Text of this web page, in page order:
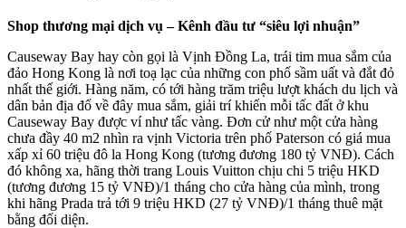
Shop thương mại dịch vụ – Kênh đầu tư “siêu lợi nhuận”
Causeway Bay hay còn gọi là Vịnh Đồng La, trái tim mua sắm của
đảo Hong Kong là nơi toạ lạc của những con phố sầm uất và đắt đỏ
nhất thế giới. Hàng năm, có tới hàng trăm triệu lượt khách du lịch và
dân bản địa đổ về đây mua sắm, giải trí khiến mỗi tấc đất ở khu
Causeway Bay được ví như tấc vàng. Đơn cử như một cửa hàng
chưa đầy 40 m2 nhìn ra vịnh Victoria trên phố Paterson có giá mua
xấp xỉ 60 triệu đô la Hong Kong (tương đương 180 tỷ VNĐ). Cách
đó không xa, hãng thời trang Louis Vuitton chịu chi 5 triệu HKD
(tương đương 15 tỷ VNĐ)/1 tháng cho cửa hàng của mình, trong
khi hãng Prada trả tới 9 triệu HKD (27 tỷ VNĐ)/1 tháng thuê mặt
bằng đối diện.